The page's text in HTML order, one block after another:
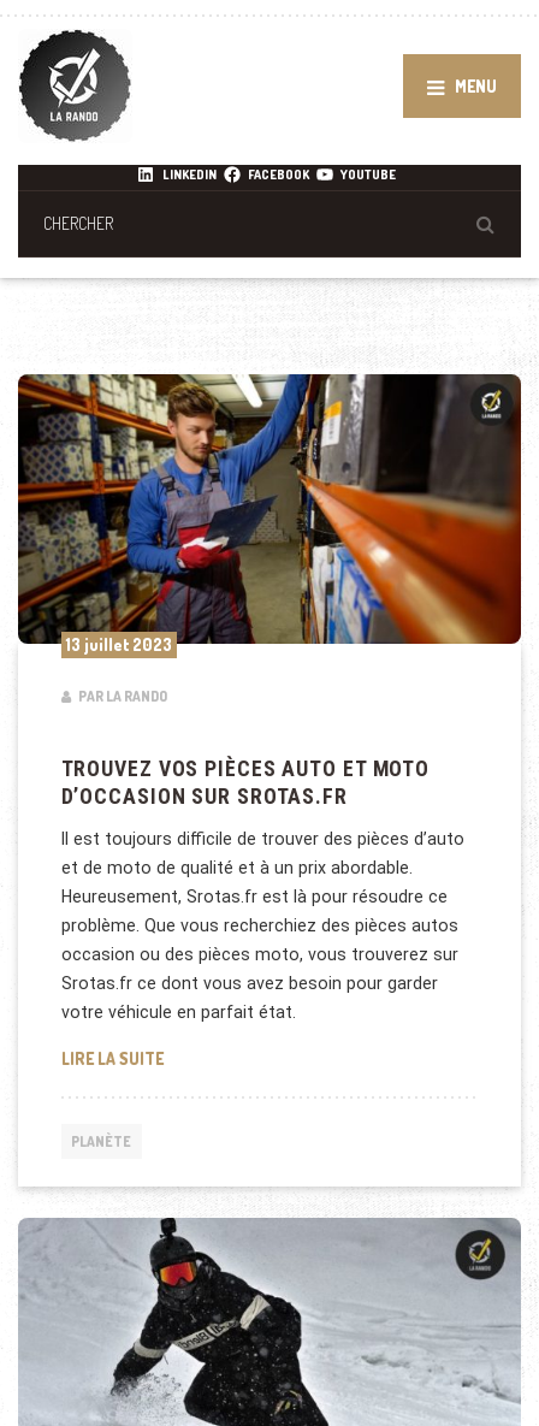
MENU
LINKEDIN FACEBOOK YOUTUBE
13 juillet 2023
PAR LA RANDO
TROUVEZ VOS PIÈCES AUTO ET MOTO
D’OCCASION SUR SROTAS.FR
Il est toujours difficile de trouver des pièces d’auto
et de moto de qualité et à un prix abordable.
Heureusement, Srotas.fr est là pour résoudre ce
problème. Que vous recherchiez des pièces autos
occasion ou des pièces moto, vous trouverez sur
Srotas.fr ce dont vous avez besoin pour garder
votre véhicule en parfait état.
LIRE LA SUITETROUVEZ VOS PIÈCES AUTO ET MOTO
PLANÈTE